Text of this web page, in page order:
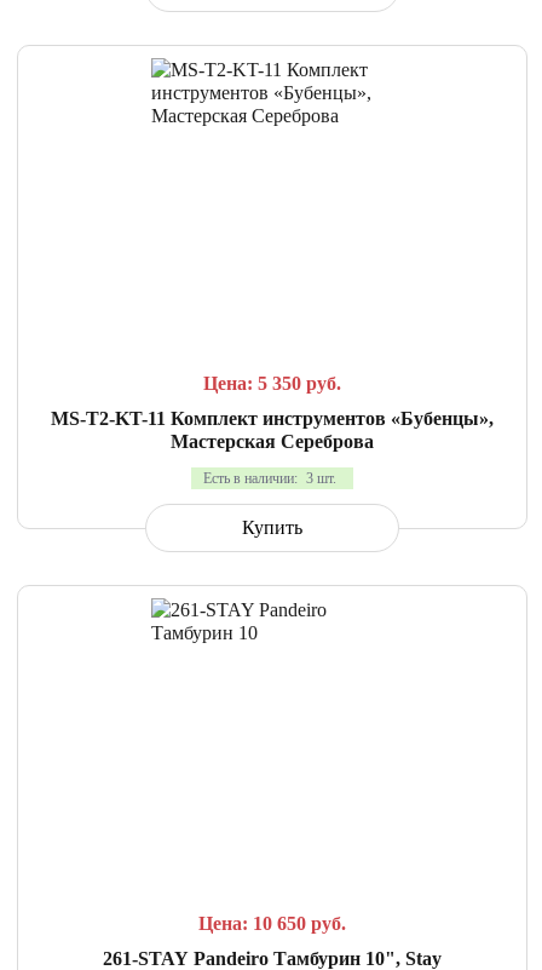
Цена: 5 350 руб.
MS-T2-KT-11 Комплект инструментов «Бубенцы»,
Мастерская Сереброва
Есть в наличии: 3 шт.
Купить
Цена: 10 650 руб.
261-STAY Pandeiro Тамбурин 10", Stay